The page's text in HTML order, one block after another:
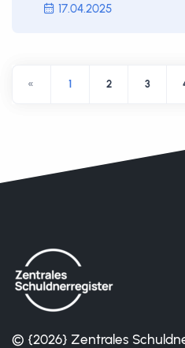
17.04.2025
« 1 2 3
© {2026} Zentrales